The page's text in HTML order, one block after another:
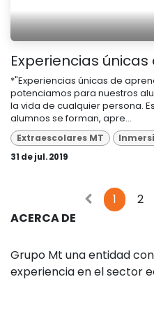
Experiencias
*"Experiencias únicas de
potenciamos para nuestros
la vida de cualquier persona.
alumnos se forman, apre...
Extraescolares MT
31 de jul. 2019
1 2
ACERCA DE
Grupo Mt una entidad
experiencia en el sector